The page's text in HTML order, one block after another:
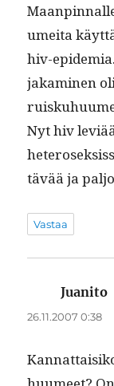
umei­ta
hiv-
jakami­nen
Nyt hiv
tävää ja
Vastaa
Juanito
26.11.2007 0:38